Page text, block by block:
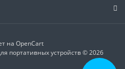
на OpenCart
портативных устройств © 2026